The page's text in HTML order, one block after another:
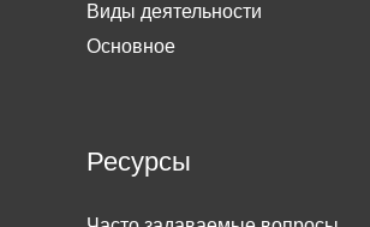
Виды деятельности
Основное
Ресурсы